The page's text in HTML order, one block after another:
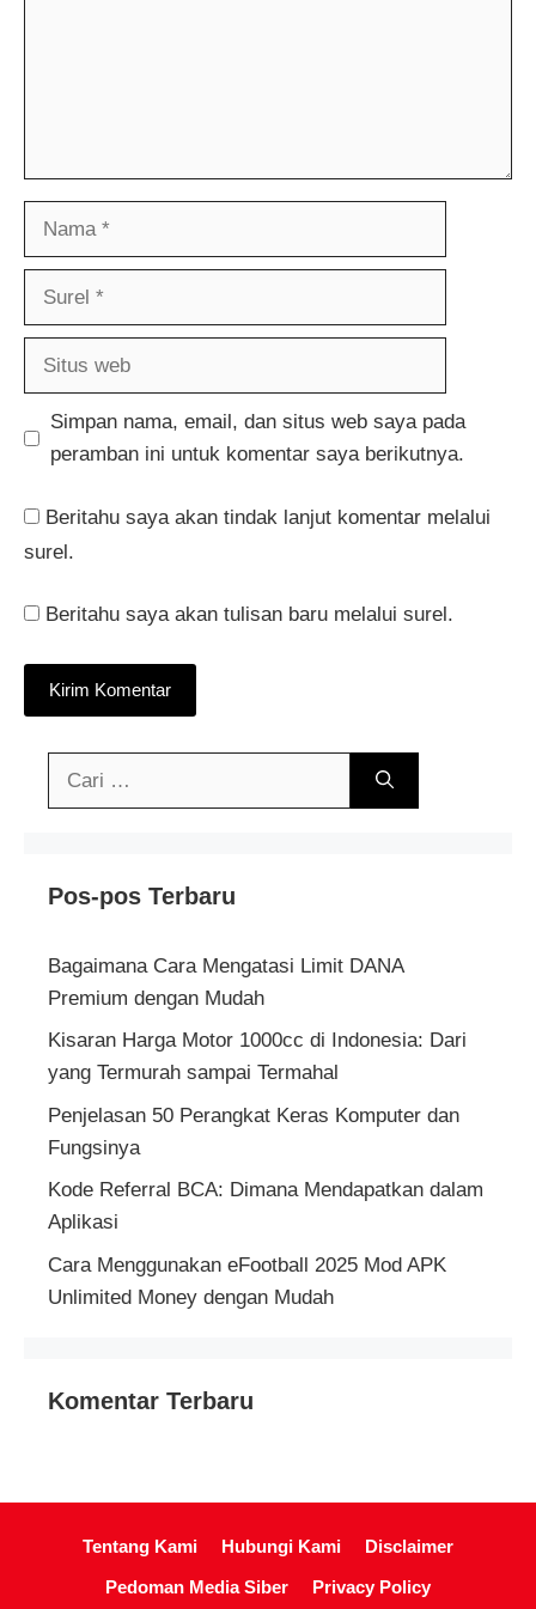
Nama
Surel
Situs
Simpan nama, email, dan situs web saya pada
peramban ini untuk komentar saya berikutnya.
Beritahu saya akan tindak lanjut komentar melalui
surel.
Beritahu saya akan tulisan baru melalui surel.
Pos-pos Terbaru
Bagaimana Cara Mengatasi Limit DANA
Premium dengan Mudah
Kisaran Harga Motor 1000cc di Indonesia: Dari
yang Termurah sampai Termahal
Penjelasan 50 Perangkat Keras Komputer dan
Fungsinya
Kode Referral BCA: Dimana Mendapatkan dalam
Aplikasi
Cara Menggunakan eFootball 2025 Mod APK
Unlimited Money dengan Mudah
Komentar Terbaru
Tentang Kami Hubungi Kami
Disclaimer
Pedoman Media Siber
Privacy Policy